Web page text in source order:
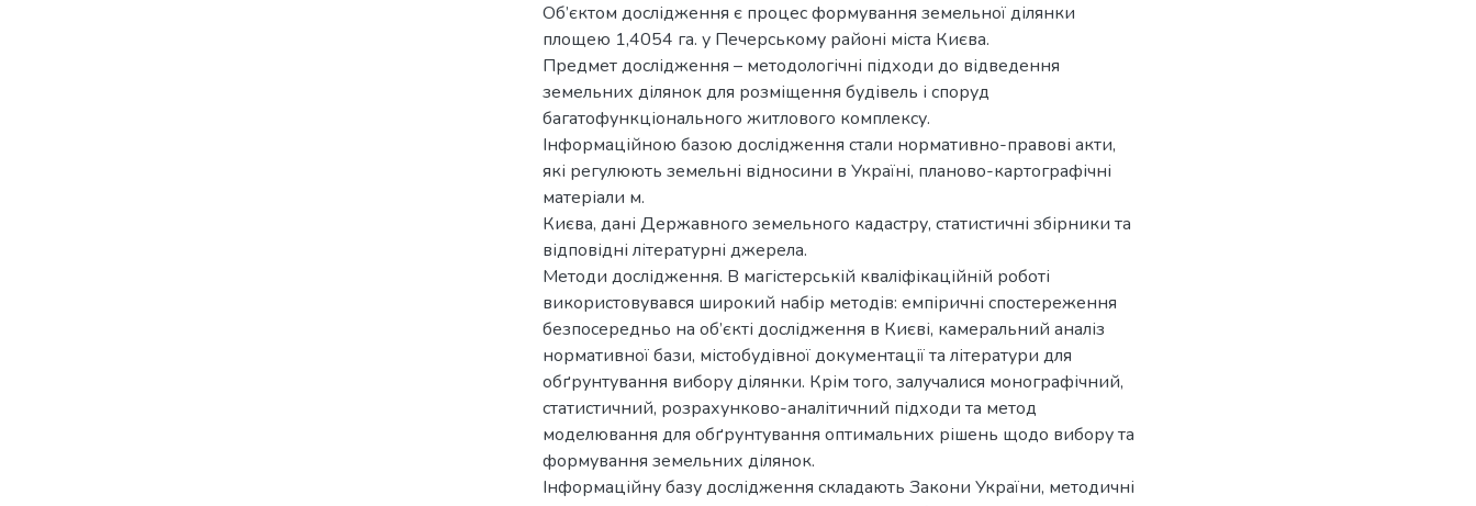
Об’єктом дослідження є процес формування земельної ділянки
площею 1,4054 га. у Печерському районі міста Києва.
Предмет дослідження – методологічні підходи до відведення
земельних ділянок для розміщення будівель і споруд
багатофункціонального житлового комплексу.
Інформаційною базою дослідження стали нормативно-правові акти,
які регулюють земельні відносини в Україні, планово-картографічні
матеріали м.
Києва, дані Державного земельного кадастру, статистичні збірники та
відповідні літературні джерела.
Методи дослідження. В магістерській кваліфікаційній роботі
використовувався широкий набір методів: емпіричні спостереження
безпосередньо на об’єкті дослідження в Києві, камеральний аналіз
нормативної бази, містобудівної документації та літератури для
обґрунтування вибору ділянки. Крім того, залучалися монографічний,
статистичний, розрахунково-аналітичний підходи та метод
моделювання для обґрунтування оптимальних рішень щодо вибору та
формування земельних ділянок.
Інформаційну базу дослідження складають Закони України, методичні